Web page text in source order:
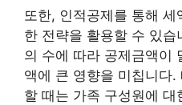
또한, 인적공제를 통해
한 전략을 활용할 수 있
의 수에 따라 공제금액이
액에 큰 영향을 미칩니다.
할 때는 가족 구성원에